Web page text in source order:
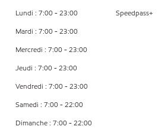
Lundi : 7:00 - 23:00
Mardi : 7:00 - 23:00
Mercredi : 7:00 - 23:00
Jeudi : 7:00 - 23:00
Vendredi : 7:00 - 23:00
Samedi : 7:00 - 22:00
Dimanche : 7:00 - 22:00
Speedpass+